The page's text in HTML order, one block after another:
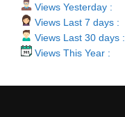
Views Yesterday :
Views Last 7 days :
Views Last 30 days :
Views This Year :